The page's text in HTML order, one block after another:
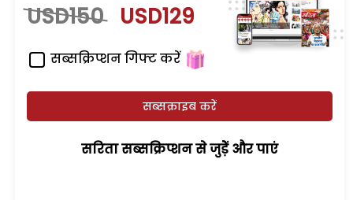
USD150 USD129
सब्सक्रिप्शन गिफ्ट करें
सब्सक्राइब करें
सरिता सब्सक्रिप्शन से जुड़ेें और पाएं